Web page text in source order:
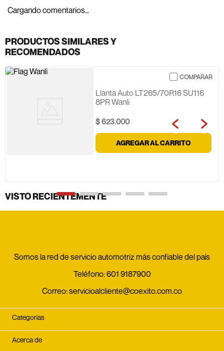
Cargando comentarios…
PRODUCTOS SIMILARES Y
RECOMENDADOS
Llanta Auto LT265/70R16 SU116
8PR Wanli
$623.000
AGREGAR AL CARRITO
VISTO RECIENTEMENTE
Somos la red de servicio automotriz más confiable del país
Teléfono:601 9187900
Correo:servicioalcliente@coexito.com.co
Categorías
Acerca de